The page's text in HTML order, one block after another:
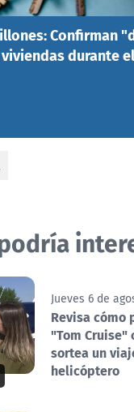
Confirman
durante
Jueves 6 de
Revisa
"Tom Cruise"
sortea un
helicóptero